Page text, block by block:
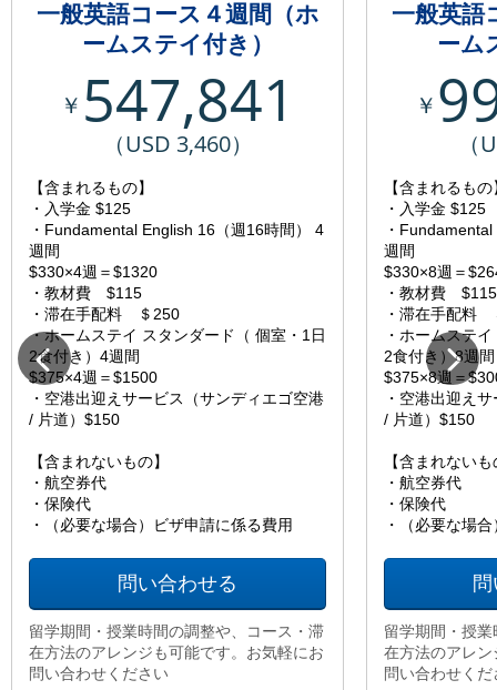
一般英語コース４週間（ホ
ームステイ付き）
￥ 547,841
（USD 3,460）
【含まれるもの】
・入学金 $125
・Fundamental English 16（週16時間） 4
週間
$330×4週＝$1320
・教材費 $115
・滞在手配料 ＄250
・ホームステイ スタンダード（ 個室・1日
2食付き）4週間
$375×4週＝$1500
・空港出迎えサービス（サンディエゴ空港
/ 片道）$150
【含まれないもの】
・航空券代
・保険代
・（必要な場合）ビザ申請に係る費用
問い合わせる
留学期間・授業時間の調整や、コース・滞
在方法のアレンジも可能です。お気軽にお
問い合わせください
一般英語
ーム
￥
【含まれるもの
・入学金 $125
・
週間
$330×8週＝
・教材費 $115
・滞在手配料
・ホームステ
2食付き）8週間
$375×8週＝
・空港出迎え
/ 片道）$150
【含まれない
・航空券代
・保険代
・（必要な場
留学期間・授
在方法のアレ
問い合わせくだ